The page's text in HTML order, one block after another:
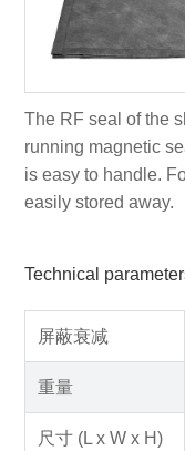
The RF seal of the
running magnetic
is easy to handle.
easily stored away.
Technical
屏蔽衰减
重量
尺寸 (L x W x H)